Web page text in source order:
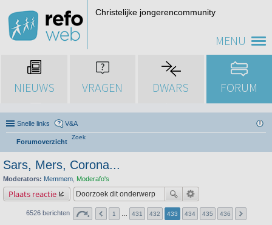
MENU
Christelijke jongerencommunity
NIEUWS VRAGEN DWARS FORUM
Snelle links V&A
Forumoverzicht
Zoek
Sars, Mers, Corona...
Moderators: Memmem Moderafo's
Plaats reactie
6526 berichten 1 431 432 433 434 435 436